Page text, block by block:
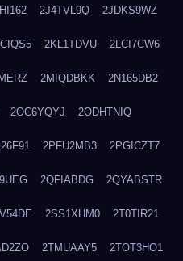
2J4TVL9Q 2JDKS9WZ
2KL1TDVU 2LCI7CW6
2MIQDBKK 2N165DB2
2OC6YQYJ 2ODHTNIQ
2PFU2MB3 2PGICZT7
2QFIABDG 2QYABSTR
2SS1XHM0 2T0TIR21
2TMUAAY5 2TOT3HO1